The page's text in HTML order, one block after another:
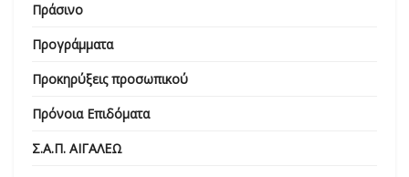
Πράσινο
Προγράμματα
Προκηρύξεις προσωπικού
Πρόνοια Επιδόματα
Σ.Α.Π. ΑΙΓΑΛΕΩ